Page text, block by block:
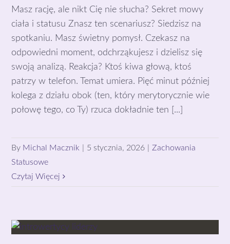
Masz rację, ale nikt Cię nie słucha? Sekret mowy
ciała i statusu Znasz ten scenariusz? Siedzisz na
spotkaniu. Masz świetny pomysł. Czekasz na
odpowiedni moment, odchrząkujesz i dzielisz się
swoją analizą. Reakcja? Ktoś kiwa głową, ktoś
patrzy w telefon. Temat umiera. Pięć minut później
kolega z działu obok (ten, który merytorycznie wie
połowę tego, co Ty) rzuca dokładnie ten [...]
By Michal Macznik 5 stycznia, 2026
Zachowania
Statusowe
Czytaj Więcej